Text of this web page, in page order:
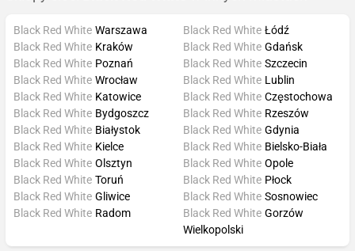
Black Red White Warszawa
Black Red White Kraków
Black Red White Poznań
Black Red White Wrocław
Black Red White Łódź
Black Red White Gdańsk
Black Red White Szczecin
Black Red White Lublin
Black Red White Katowice
Black Red White Bydgoszcz
Black Red White Białystok
Black Red White Kielce
Black Red White Częstochowa
Black Red White Rzeszów
Black Red White Gdynia
Black Red White Bielsko-Biała
Black Red White Olsztyn
Black Red White Toruń
Black Red White Gliwice
Black Red White Radom
Black Red White Opole
Black Red White Płock
Black Red White Sosnowiec
Black Red White Gorzów
Wielkopolski